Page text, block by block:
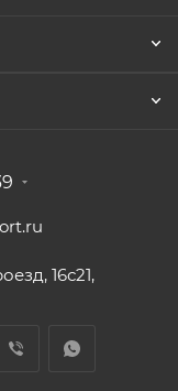
16с21,